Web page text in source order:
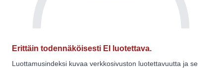
Erittäin todennäköisesti EI luotettava.
Luottamusindeksi kuvaa verkkosivuston luotettavuutta ja se